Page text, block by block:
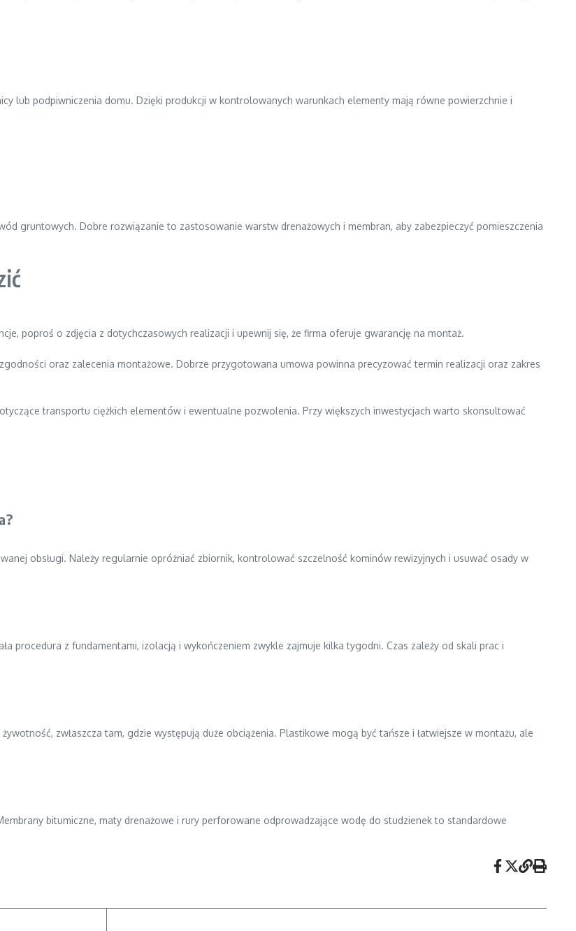
lub podpiwniczenia domu. Dzięki produkcji w kontrolowanych warunkach elementy mają równe powierzchnie i
gruntowych. Dobre rozwiązanie to zastosowanie warstw drenażowych i membran, aby zabezpieczyć pomieszczenia
poproś o zdjęcia z dotychczasowych realizacji i upewnij się, że firma oferuje gwarancję na montaż.
oraz zalecenia montażowe. Dobrze przygotowana umowa powinna precyzować termin realizacji oraz zakres
transportu ciężkich elementów i ewentualne pozwolenia. Przy większych inwestycjach warto skonsultować
obsługi. Należy regularnie opróżniać zbiornik, kontrolować szczelność kominów rewizyjnych i usuwać osady w
procedura z fundamentami, izolacją i wykończeniem zwykle zajmuje kilka tygodni. Czas zależy od skali prac i
zwłaszcza tam, gdzie występują duże obciążenia. Plastikowe mogą być tańsze i łatwiejsze w montażu, ale
bitumiczne, maty drenażowe i rury perforowane odprowadzające wodę do studzienek to standardowe